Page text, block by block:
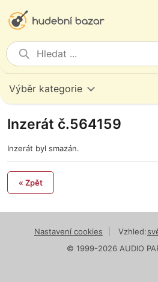
Výběr kategorie
Inzerát č.564159
Inzerát byl smazán.
« Zpět
Nastavení cookies Vzhled:
© 1999-2026 AUDIO